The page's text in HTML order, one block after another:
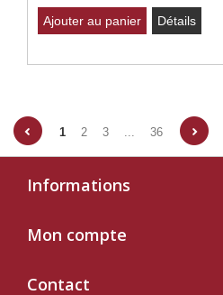
Ajouter au panier Détails
1 2 3 ... 36
Informations
Mon compte
Contact